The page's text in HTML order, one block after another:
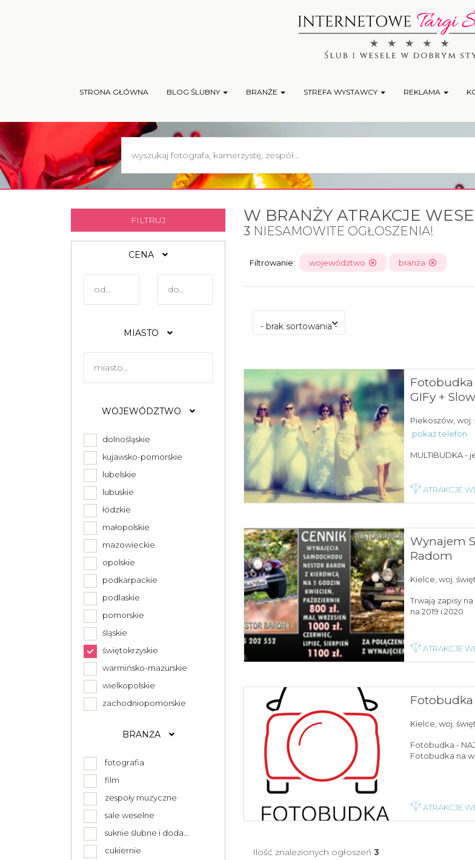
STRONA GŁÓWNA BLOG ŚLUBNY BRANŻE STREFA WYSTAWCY REKLAMA
FILTRUJ
CENA
MIASTO
WOJEWÓDZTWO
dolnośląskie
kujawsko-pomorskie
lubelskie
lubuskie
łódzkie
małopolskie
mazowieckie
opolskie
podkarpackie
podlaskie
pomorskie
śląskie
świętokrzyskie
warmińsko-mazurskie
wielkopolskie
zachodniopomorskie
BRANŻA
fotografia
film
zespoły muzyczne
sale weselne
suknie ślubne i doda...
cukiernie
W BRANŻY ATRAKCJE
3 NIESAMOWITE OGŁOSZENIA!
Filtrowanie: województwo branża
- brak sortowania -
Fotobudka
GIFy +
Piekoszów,
pokaż telefon
MULTIBUDKA -
ATRAKCJE
Wynajem
Radom
Kielce, woj.
Trwają zapisy
na 2019 i 2020
ATRAKCJE
Kielce, woj.
Fotobudka -
Fotobudka na
ATRAKCJE
Ilość znalezionych ogłoszeń 3